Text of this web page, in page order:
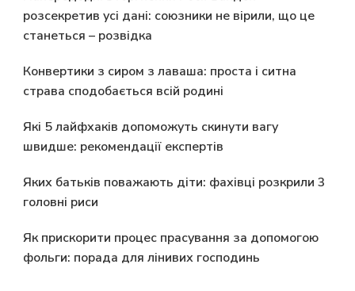
розсекретив усі дані: союзники не вірили, що це
станеться – розвідка
Конвертики з сиром з лаваша: проста і ситна
страва сподобається всій родині
Які 5 лайфхаків допоможуть скинути вагу
швидше: рекомендації експертів
Яких батьків поважають діти: фахівці розкрили 3
головні риси
Як прискорити процес прасування за допомогою
фольги: порада для лінивих господинь